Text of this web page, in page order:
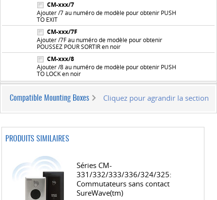
CM-xxx/7
Ajouter /7 au numéro de modèle pour obtenir PUSH
TO EXIT
CM-xxx/7F
Ajouter /7F au numéro de modèle pour obtenir
POUSSEZ POUR SORTIR en noir
CM-xxx/8
Ajouter /8 au numéro de modèle pour obtenir PUSH
TO LOCK en noir
Compatible Mounting Boxes Cliquez pour agrandir la section
PRODUITS SIMILAIRES
Séries CM-
331/332/333/336/324/325:
Commutateurs sans contact
SureWave(tm)